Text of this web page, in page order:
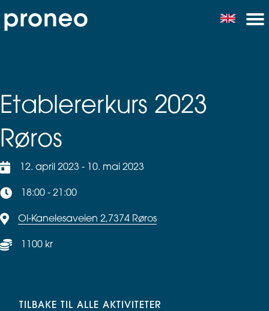
Etablererkurs 2023
Røros
12. april 2023 - 10. mai 2023
18:00 - 21:00
Ol-Kanelesaveien 2,7374 Røros
1100 kr
TILBAKE TIL ALLE AKTIVITETER